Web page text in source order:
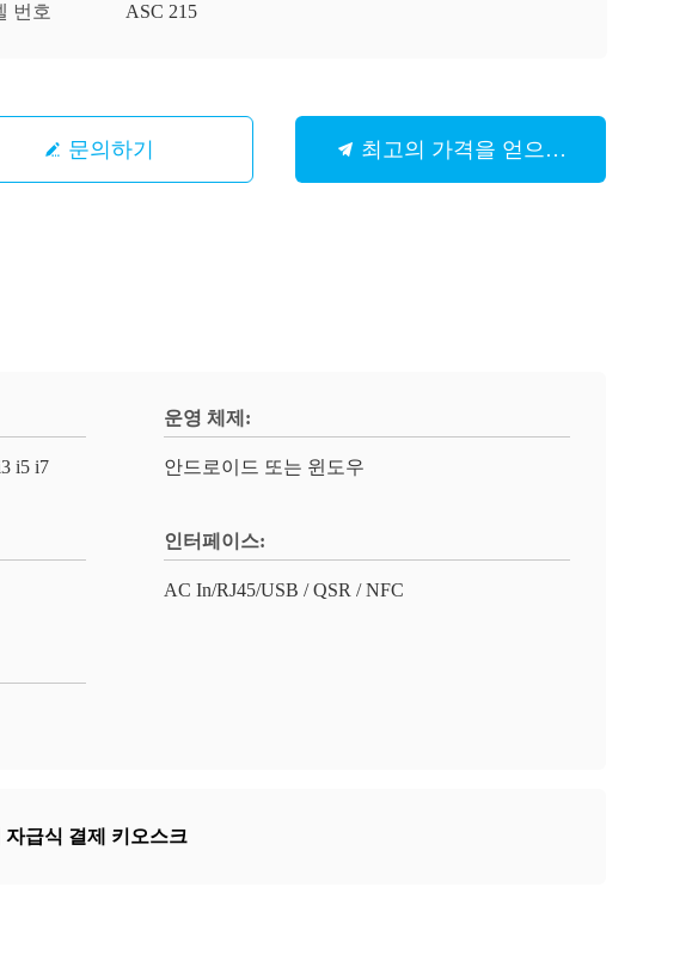
번호 ASC 215
문의하기 최고의 가격을 얻으십시오
i5 i7
운영 체제:
안드로이드 또는 윈도우
인터페이스:
AC In/RJ45/USB / QSR / NFC
자급식 결제 키오스크